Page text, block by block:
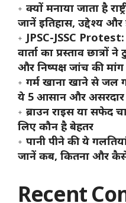
क्यों मनाया जाता है
जानें इतिहास, उद्देश्य
JPSC-JSSC
वार्ता का प्रस्ताव छात्रों
और निष्पक्ष जांच की
गर्म खाना खाने से जल
ये 5 आसान और असरदार
ब्राउन राइस या सफेद
लिए कौन है बेहतर
पानी पीने की ये
जानें कब, कितना और कैसे
Recent